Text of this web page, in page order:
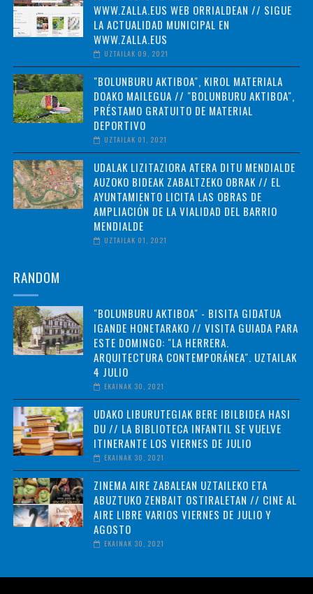
WWW.ZALLA.EUS WEB ORRIALDEAN // SIGUE
LA ACTUALIDAD MUNICIPAL EN
WWW.ZALLA.EUS
UZTAILAK 09, 2021
"BOLUNBURU AKTIBOA", KIROL MATERIALA
DOAKO MAILEGUA // "BOLUNBURU AKTIBOA",
PRÉSTAMO GRATUITO DE MATERIAL
DEPORTIVO
UZTAILAK 01, 2021
UDALAK LIZITAZIORA ATERA DITU MENDIALDE
AUZOKO BIDEAK ZABALTZEKO OBRAK // EL
AYUNTAMIENTO LICITA LAS OBRAS DE
AMPLIACIÓN DE LA VIALIDAD DEL BARRIO
MENDIALDE
UZTAILAK 01, 2021
RANDOM
"BOLUNBURU AKTIBOA" - BISITA GIDATUA
IGANDE HONETARAKO // VISITA GUIADA PARA
ESTE DOMINGO: "LA HERRERA.
ARQUITECTURA CONTEMPORÁNEA". UZTAILAK
4 JULIO
EKAINAK 30, 2021
UDAKO LIBURUTEGIAK BERE IBILBIDEA HASI
DU // LA BIBLIOTECA INFANTIL SE VUELVE
ITINERANTE LOS VIERNES DE JULIO
EKAINAK 30, 2021
ZINEMA AIRE ZABALEAN UZTAILEKO ETA
ABUZTUKO ZENBAIT OSTIRALETAN // CINE AL
AIRE LIBRE VARIOS VIERNES DE JULIO Y
AGOSTO
EKAINAK 30, 2021